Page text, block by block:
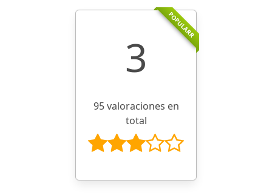
POPULARR
3
95 valoraciones en
total